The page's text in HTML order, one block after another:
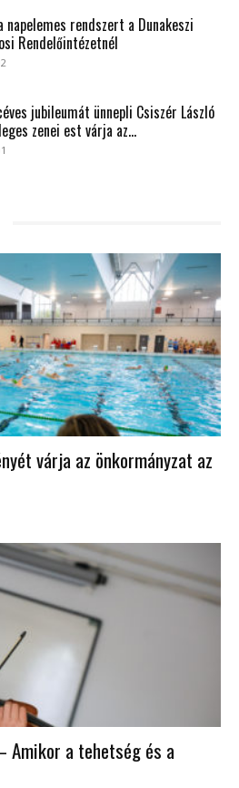
napelemes rendszert a Dunakeszi
Rendelőintézetnél
jubileumát ünnepli Csiszér László
zenei est várja az...
várja az önkormányzat az
Amikor a tehetség és a